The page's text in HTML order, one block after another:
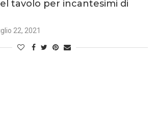
tavolo per incantesimi di
22, 2021